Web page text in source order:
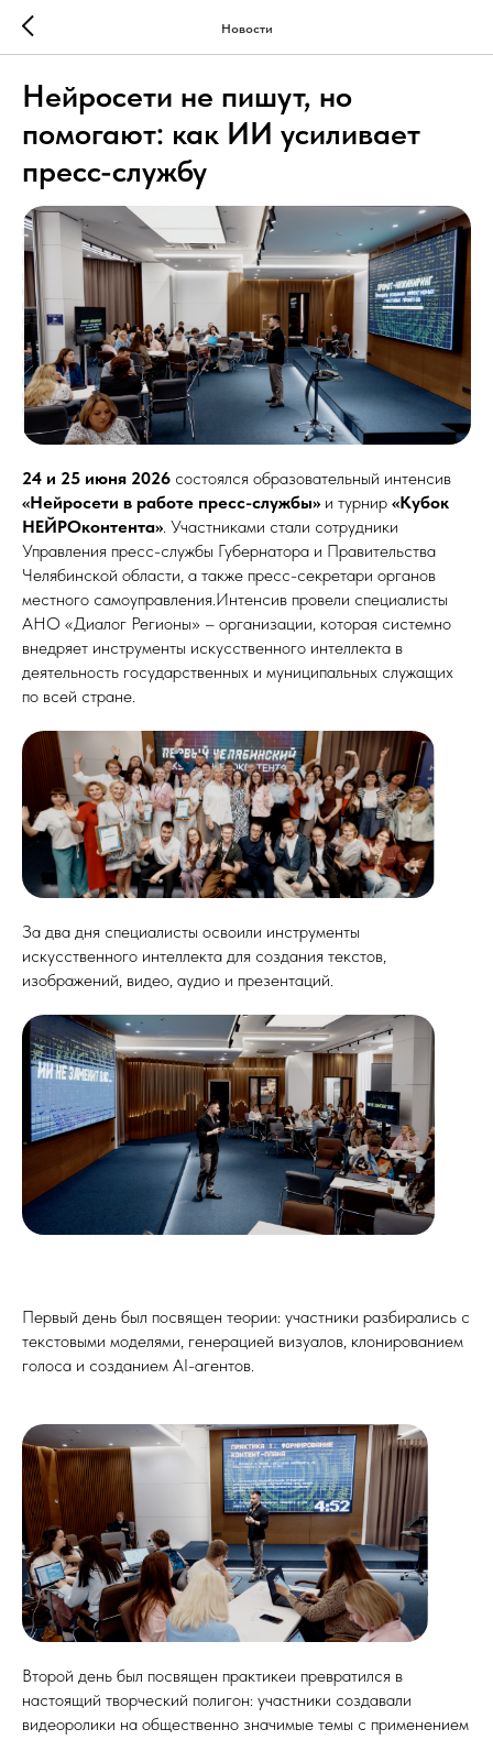
Новости
Нейросети не пишут, но
помогают: как ИИ усиливает
пресс-службу
24 и 25 июня 2026 состоялся образовательный интенсив
«Нейросети в работе пресс-службы» и турнир «Кубок
НЕЙРОконтента». Участниками стали сотрудники
Управления пресс-службы Губернатора и Правительства
Челябинской области, а также пресс-секретари органов
местного самоуправления.Интенсив провели специалисты
АНО «Диалог Регионы» – организации, которая системно
внедряет инструменты искусственного интеллекта в
деятельность государственных и муниципальных служащих
по всей стране.
За два дня специалисты освоили инструменты
искусственного интеллекта для создания текстов,
изображений, видео, аудио и презентаций.
Первый день был посвящен теории: участники разбирались с
текстовыми моделями, генерацией визуалов, клонированием
голоса и созданием AI-агентов.
Второй день был посвящен практикеи превратился в
настоящий творческий полигон: участники создавали
видеоролики на общественно значимые темы с применением